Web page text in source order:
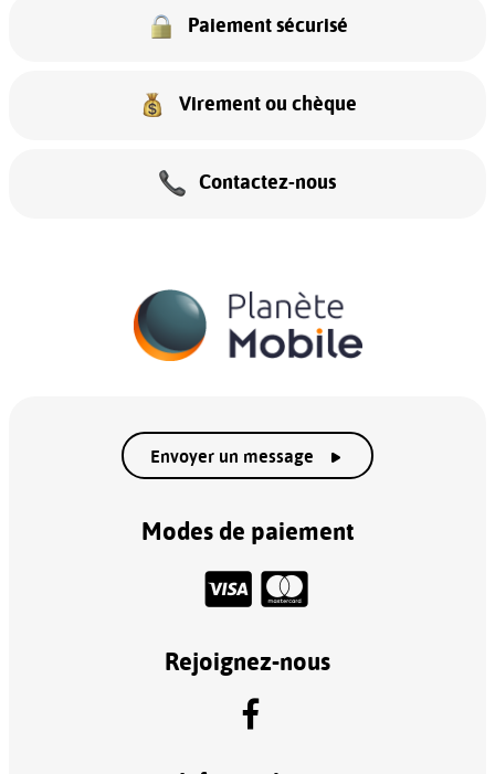
Paiement sécurisé
Virement ou chèque
Contactez-nous
Envoyer un message
Modes de paiement
Rejoignez-nous